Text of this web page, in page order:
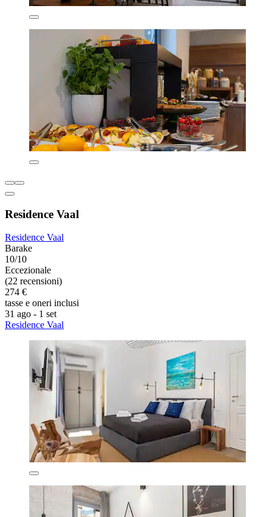
Residence Vaal
Residence Vaal
Barake
10/10
Eccezionale
(22 recensioni)
274 €
tasse e oneri inclusi
31 ago - 1 set
Residence Vaal